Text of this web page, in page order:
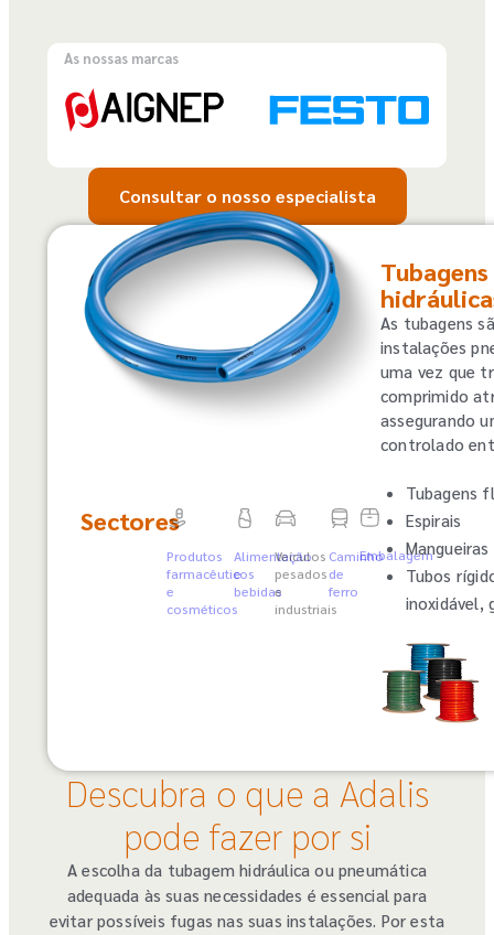
As nossas marcas
Consultar o nosso especialista
Sectores
Produtos
farmacêuticos
e
cosméticos
Alimentação
e
bebidas
Veículos
pesados
e
industriais
Caminho
de
ferro
Embalagem
As tubagens
instalações
uma vez que
comprimido
assegurando
controlado
Tubagens
Espirais
Mangueiras
Tubos
inoxidável,
Descubra o que a Adalis
pode fazer por si
A escolha da tubagem hidráulica ou pneumática
adequada às suas necessidades é essencial para
evitar possíveis fugas nas suas instalações. Por esta